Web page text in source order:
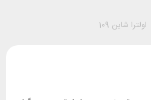
اولترا شاین 109